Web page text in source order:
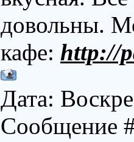
довольны.
кафе: http://
Дата:
Сообщение